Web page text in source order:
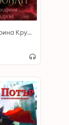
Александрина Крушарска